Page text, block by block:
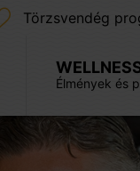
Törzsvendég
Élmények és